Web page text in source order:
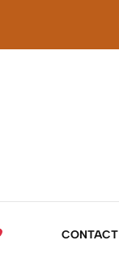
CONTACT